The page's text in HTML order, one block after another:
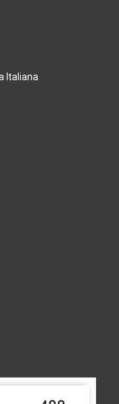
Italiana